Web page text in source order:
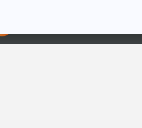
าการ
วิทยาศาสตร์
Sci & Tech